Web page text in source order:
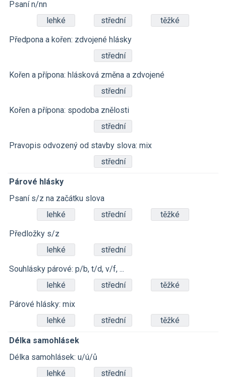
Psaní n/nn
lehké
střední těžké
Předpona a kořen: zdvojené hlásky
střední
Kořen a přípona: hlásková změna a zdvojené
střední
Kořen a přípona: spodoba znělosti
střední
Pravopis odvozený od stavby slova: mix
střední
Párové hlásky
Psaní s/z na začátku slova
lehké
střední těžké
Předložky s/z
lehké
střední
Souhlásky párové: p/b, t/d, v/f, ...
lehké
střední těžké
Párové hlásky: mix
lehké
střední těžké
Délka samohlásek
Délka samohlásek: u/ú/ů
lehké
střední